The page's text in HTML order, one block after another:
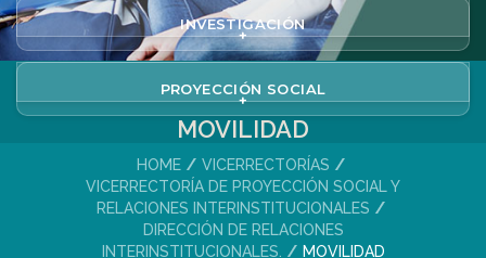
INVESTIGACIÓN
+
PROYECCIÓN SOCIAL
+
MOVILIDAD
HOME
VICERRECTORÍAS
VICERRECTORÍA DE PROYECCIÓN SOCIAL Y
RELACIONES INTERINSTITUCIONALES
DIRECCIÓN DE RELACIONES
INTERINSTITUCIONALES.
MOVILIDAD